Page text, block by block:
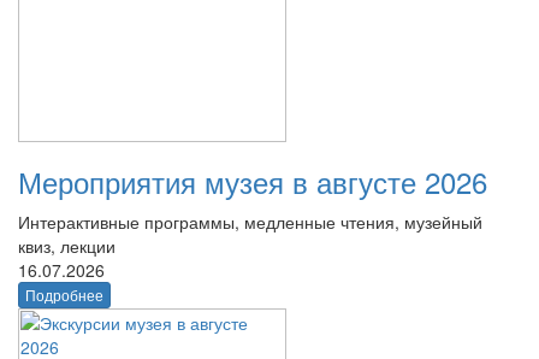
Мероприятия музея в августе 2026
Интерактивные программы, медленные чтения, музейный
квиз, лекции
16.07.2026
Подробнее